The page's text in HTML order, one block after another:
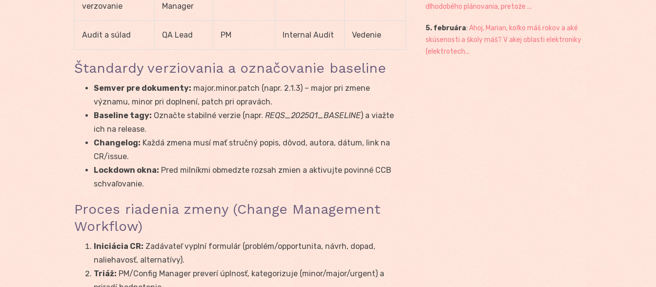
verzovanie
Manager
Audit a súlad QA Lead PM Internal Audit Vedenie
Štandardy verziovania a označovanie baseline
Semver pre dokumenty: major.minor.patch (napr. 2.1.3) – major pri zmene
významu, minor pri doplnení, patch pri opravách.
Baseline tagy: Označte stabilné verzie (napr. REQS_2025Q1_BASELINE) a viažte
ich na release.
Changelog: Každá zmena musí mať stručný popis, dôvod, autora, dátum, link na
CR/issue.
Lockdown okna: Pred milníkmi obmedzte rozsah zmien a aktivujte povinné CCB
schvaľovanie.
Proces riadenia zmeny (Change Management
Workflow)
Iniciácia CR: Zadávateľ vyplní formulár (problém/opportunita, návrh, dopad,
naliehavosť, alternatívy).
Triáž: PM/Config Manager preverí úplnosť, kategorizuje (minor/major/urgent) a
dlhodobého plánovania, pretože ...
5. februára: Ahoj, Marian, koľko máš rokov a aké
skúsenosti a školy máš? V akej oblasti elektroniky
(elektrotech...